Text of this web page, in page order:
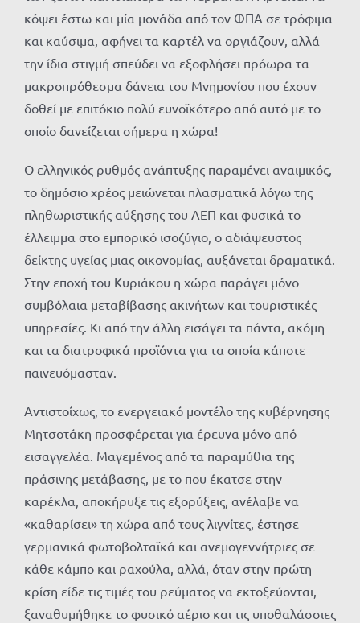
κόψει έστω και μία μονάδα από τον ΦΠΑ σε τρόφιμα
και καύσιμα, αφήνει τα καρτέλ να οργιάζουν, αλλά
την ίδια στιγμή σπεύδει να εξοφλήσει πρόωρα τα
μακροπρόθεσμα δάνεια του Μνημονίου που έχουν
δοθεί με επιτόκιο πολύ ευνοϊκότερο από αυτό με το
οποίο δανείζεται σήμερα η χώρα!
Ο ελληνικός ρυθμός ανάπτυξης παραμένει αναιμικός,
το δημόσιο χρέος μειώνεται πλασματικά λόγω της
πληθωριστικής αύξησης του ΑΕΠ και φυσικά το
έλλειμμα στο εμπορικό ισοζύγιο, ο αδιάψευστος
δείκτης υγείας μιας οικονομίας, αυξάνεται δραματικά.
Στην εποχή του Κυριάκου η χώρα παράγει μόνο
συμβόλαια μεταβίβασης ακινήτων και τουριστικές
υπηρεσίες. Κι από την άλλη εισάγει τα πάντα, ακόμη
και τα διατροφικά προϊόντα για τα οποία κάποτε
παινευόμασταν.
Αντιστοίχως, το ενεργειακό μοντέλο της κυβέρνησης
Μητσοτάκη προσφέρεται για έρευνα μόνο από
εισαγγελέα. Μαγεμένος από τα παραμύθια της
πράσινης μετάβασης, με το που έκατσε στην
καρέκλα, αποκήρυξε τις εξορύξεις, ανέλαβε να
«καθαρίσει» τη χώρα από τους λιγνίτες, έστησε
γερμανικά φωτοβολταϊκά και ανεμογεννήτριες σε
κάθε κάμπο και ραχούλα, αλλά, όταν στην πρώτη
κρίση είδε τις τιμές του ρεύματος να εκτοξεύονται,
ξαναθυμήθηκε το φυσικό αέριο και τις υποθαλάσσιες